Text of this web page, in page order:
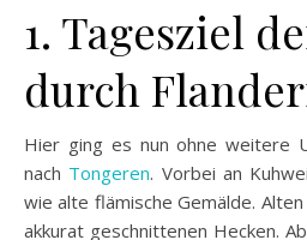
1. Tagesziel
durch
Hier ging es nun ohne weitere
nach Tongeren. Vorbei an
wie alte flämische Gemälde.
akkurat geschnittenen Hecken.